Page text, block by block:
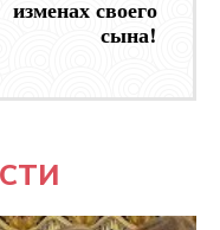
изменах своего
сына!